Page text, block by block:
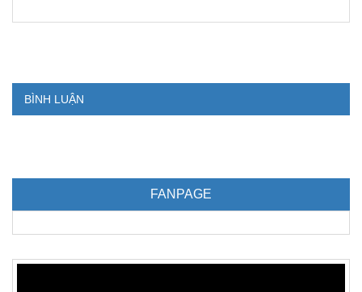
BÌNH LUẬN
FANPAGE